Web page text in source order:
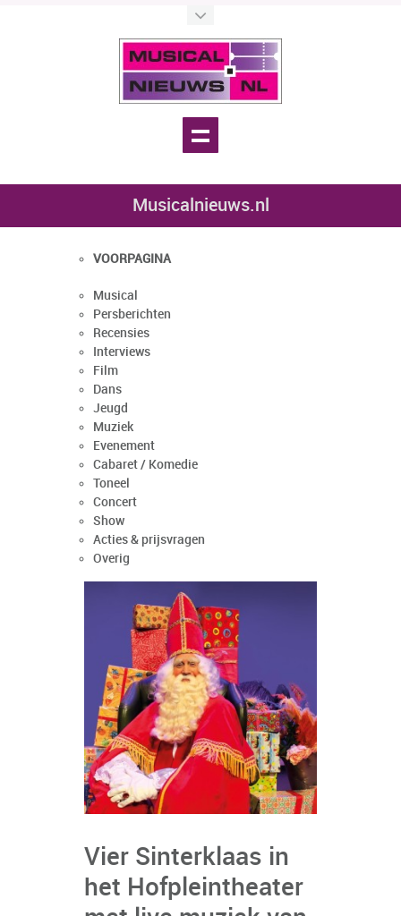
Musicalnieuws.nl
VOORPAGINA
Musical
Persberichten
Recensies
Interviews
Film
Dans
Jeugd
Muziek
Evenement
Cabaret / Komedie
Toneel
Concert
Show
Acties & prijsvragen
Overig
Vier Sinterklaas in
het Hofpleintheater